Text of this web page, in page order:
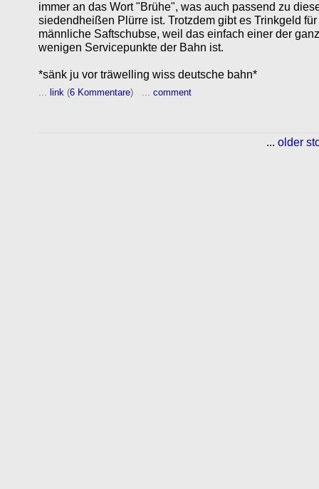
immer an das Wort "Brühe", was auch passend zu
siedendheißen Plürre ist. Trotzdem gibt es Trinkgeld
männliche Saftschubse, weil das einfach einer der ganz
wenigen Servicepunkte der Bahn ist.
*sänk ju vor träwelling wiss deutsche bahn*
... link (6 Kommentare) ... comment
... older